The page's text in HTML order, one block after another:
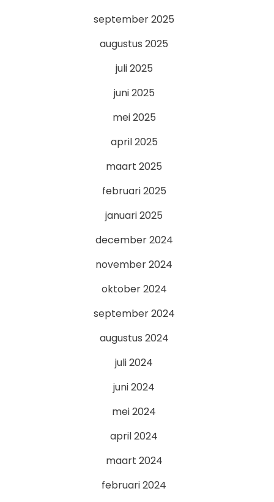
september 2025
augustus 2025
juli 2025
juni 2025
mei 2025
april 2025
maart 2025
februari 2025
januari 2025
december 2024
november 2024
oktober 2024
september 2024
augustus 2024
juli 2024
juni 2024
mei 2024
april 2024
maart 2024
februari 2024